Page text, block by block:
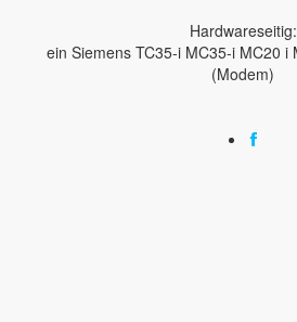
Hardwareseitig:
ein Siemens TC35-i MC35-i MC20 i
(Modem)